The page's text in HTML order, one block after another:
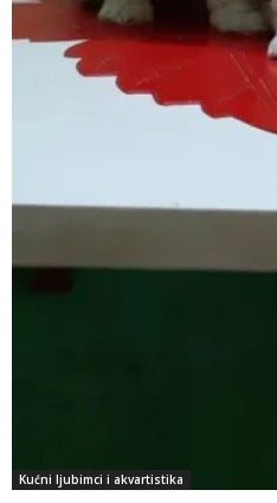
Kućni ljubimci i akvartistika